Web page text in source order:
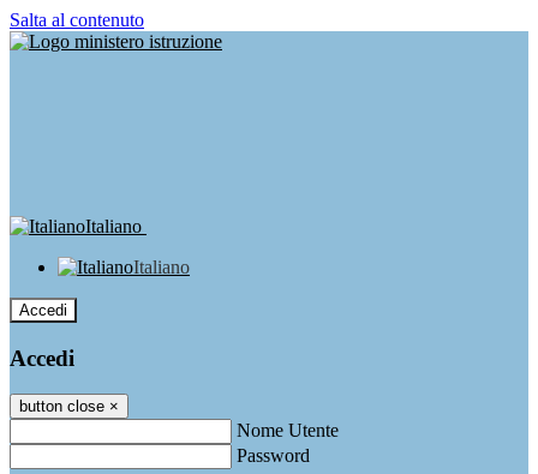
Salta al contenuto
Italiano
Italiano
Accedi
Accedi
button close ×
Nome Utente
Password